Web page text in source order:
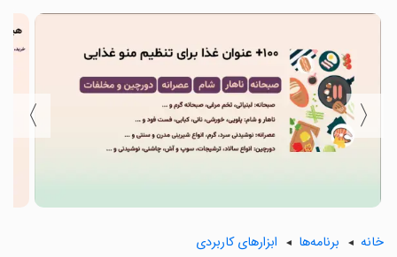
〈
〉
خانه برنامه‌ها ابزارهای کاربردی